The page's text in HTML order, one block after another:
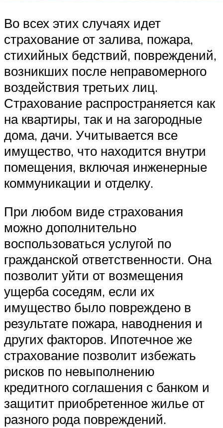
Во всех этих случаях идет
страхование от залива, пожара,
стихийных бедствий, повреждений,
возникших после неправомерного
воздействия третьих лиц.
Страхование распространяется как
на квартиры, так и на загородные
дома, дачи. Учитывается все
имущество, что находится внутри
помещения, включая инженерные
коммуникации и отделку.
При любом виде страхования
можно дополнительно
воспользоваться услугой по
гражданской ответственности. Она
позволит уйти от возмещения
ущерба соседям, если их
имущество было повреждено в
результате пожара, наводнения и
других факторов. Ипотечное же
страхование позволит избежать
рисков по невыполнению
кредитного соглашения с банком и
защитит приобретенное жилье от
разного рода повреждений.